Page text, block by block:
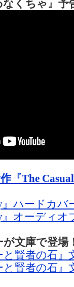
なくちゃ』予
『The
』ハードカバ
』オーディ
が文庫で登場
と賢者の石』
と賢者の石』